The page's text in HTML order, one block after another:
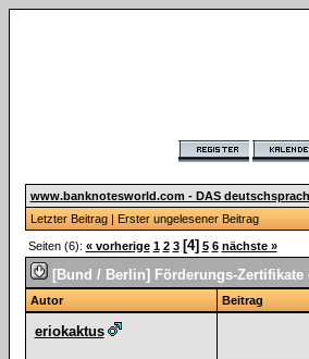
www.banknotesworld.com - DAS
Letzter Beitrag| Erster ungelesener Beitrag
Seiten (6): « vorherige 1 2 3 [4] 5 6 nächste »
[Bund / Berlin] Förderungs-
Autor Beitrag
eriokaktus